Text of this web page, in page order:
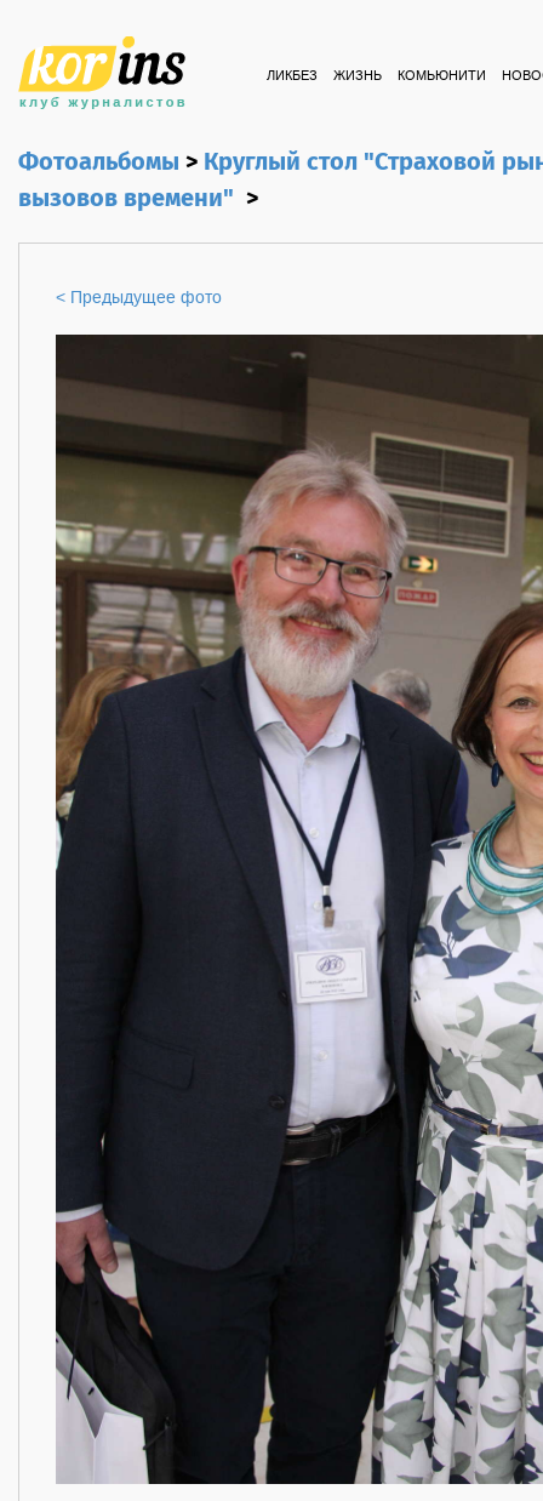
ЛИКБЕЗ ЖИЗНЬ КОМЬЮНИТИ
Фотоальбомы>Круглый стол "Страховой
вызовов времени" >
< Предыдущее фото